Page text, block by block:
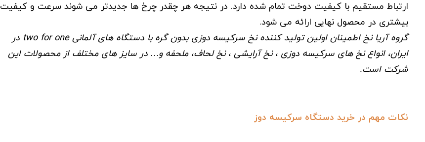
ارتباط مستقیم با کیفیت دوخت تمام شده دارد. در نتیجه هر چقدر چرخ ها جدیدتر می شوند سرعت و کیفیت
بیشتری در محصول نهایی ارائه می شود.
گروه آریا نخ اطمینان اولین تولید کننده نخ سرکیسه دوزی بدون گره با دستگاه های آلمانی two for one در
ایران، انواع نخ های سرکیسه دوزی ، نخ آرایشی ، نخ لحاف، ملحفه و… در سایز های مختلف از محصولات این
شرکت است.
نکات مهم در خرید دستگاه سرکیسه دوز